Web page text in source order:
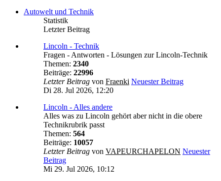
Autowelt und Technik
Statistik
Letzter Beitrag
Lincoln - Technik
Fragen - Antworten - Lösungen zur Lincoln-Technik
Themen: 2340
Beiträge: 22996
Letzter Beitrag von Fraenki Neuester Beitrag
Di 28. Jul 2026, 12:20
Lincoln - Alles andere
Alles was zu Lincoln gehört aber nicht in die obere
Technikrubrik passt
Themen: 564
Beiträge: 10057
Letzter Beitrag von VAPEURCHAPELON Neuester
Beitrag
Mi 29. Jul 2026, 10:12